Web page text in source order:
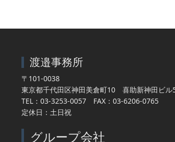
渡邉事務所
〒101-0038
東京都千代田区神田美倉町10 喜助新神田ビル
TEL：03-3253-0057 FAX：03-6206-0765
定休日：土日祝
グループ会社